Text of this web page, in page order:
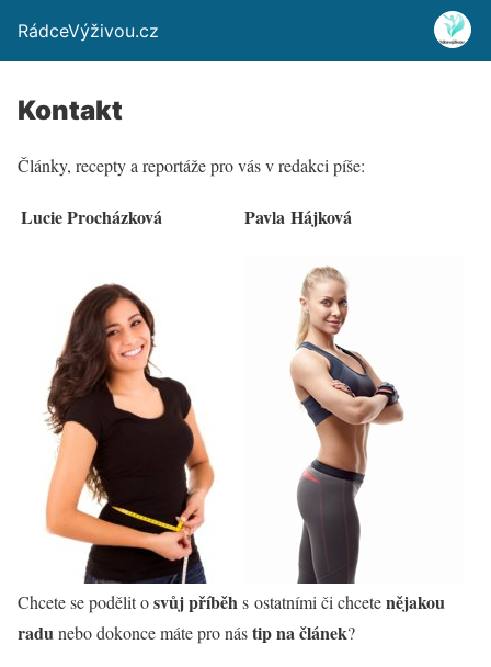
RádceVýživou.cz
Kontakt
Články, recepty a reportáže pro vás v redakci píše:
Lucie Procházková Pavla Hájková
Chcete se podělit osvůj příběhs ostatními či chcetenějakou
radunebo dokonce máte pro nástip na článek?